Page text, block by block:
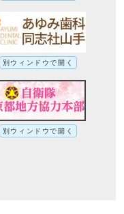
別ウィンドウで開く
別ウィンドウで開く